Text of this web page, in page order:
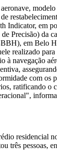
Indicator, em
Precisão) da
em Belo
realizado
à navegação
com os
ratificando o
residencial
três pessoas,